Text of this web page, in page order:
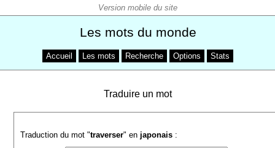
Les mots du monde
Accueil Les mots Recherche Options Stats
Traduire un mot
Traduction du mot "traverser" en japonais :